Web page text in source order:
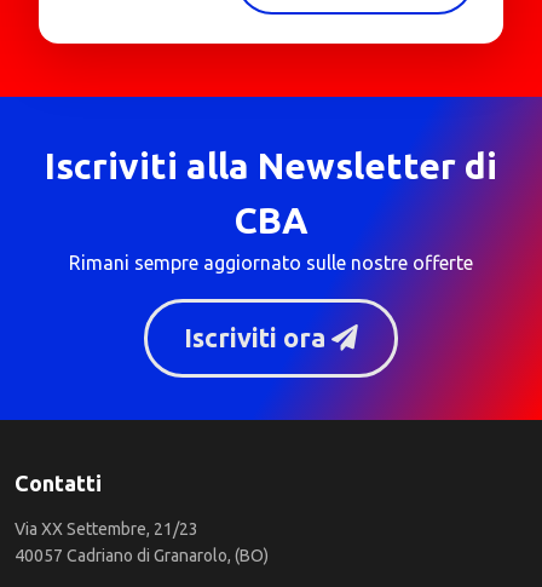
Iscriviti alla Newsletter di
CBA
Rimani sempre aggiornato sulle nostre offerte
Iscriviti ora
Contatti
Via XX Settembre, 21/23
40057 Cadriano di Granarolo, (BO)